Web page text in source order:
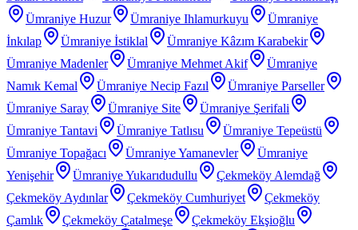
Ümraniye Huzur
Ümraniye Ihlamurkuyu
Ümraniye
İnkılap
Ümraniye İstiklal
Ümraniye Kâzım Karabekir
Ümraniye Madenler
Ümraniye Mehmet Akif
Ümraniye
Namık Kemal
Ümraniye Necip Fazıl
Ümraniye Parseller
Ümraniye Saray
Ümraniye Site
Ümraniye Şerifali
Ümraniye Tantavi
Ümraniye Tatlısu
Ümraniye Tepeüstü
Ümraniye Topağacı
Ümraniye Yamanevler
Ümraniye
Yenişehir
Ümraniye Yukarıdudullu
Çekmeköy Alemdağ
Çekmeköy Aydınlar
Çekmeköy Cumhuriyet
Çekmeköy
Çamlık
Çekmeköy Çatalmeşe
Çekmeköy Ekşioğlu